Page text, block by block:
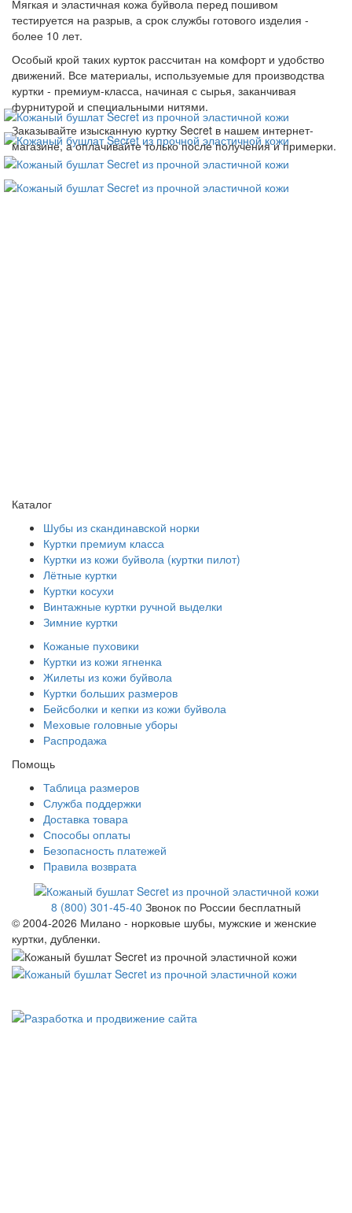
Мягкая и эластичная кожа буйвола перед пошивом
тестируется на разрыв, а срок службы готового изделия -
более 10 лет.
Особый крой таких курток рассчитан на комфорт и удобство
движений. Все материалы, используемые для производства
куртки - премиум-класса, начиная с сырья, заканчивая
фурнитурой и специальными нитями.
Заказывайте изысканную куртку Secret в нашем интернет-
магазине, а оплачивайте только после получения и примерки.
Каталог
Шубы из скандинавской норки
Куртки премиум класса
Куртки из кожи буйвола (куртки пилот)
Лётные куртки
Куртки косухи
Винтажные куртки ручной выделки
Зимние куртки
Кожаные пуховики
Куртки из кожи ягненка
Жилеты из кожи буйвола
Куртки больших размеров
Бейсболки и кепки из кожи буйвола
Меховые головные уборы
Распродажа
Помощь
Таблица размеров
Служба поддержки
Доставка товара
Способы оплаты
Безопасность платежей
Правила возврата
8 (800) 301-45-40 Звонок по России бесплатный
© 2004-2026 Милано - норковые шубы, мужские и женские
куртки, дубленки.